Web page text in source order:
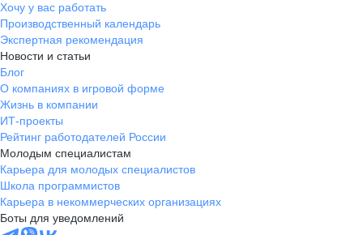
Хочу у вас работать
Производственный календарь
Экспертная рекомендация
Новости и статьи
Блог
О компаниях в игровой форме
Жизнь в компании
ИТ-проекты
Рейтинг работодателей России
Молодым специалистам
Карьера для молодых специалистов
Школа программистов
Карьера в некоммерческих организациях
Боты для уведомлений